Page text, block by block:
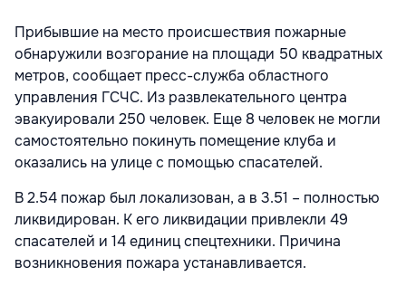
Прибывшие на место происшествия пожарные
обнаружили возгорание на площади 50 квадратных
метров, сообщает пресс-служба областного
управления ГСЧС. Из развлекательного центра
эвакуировали 250 человек. Еще 8 человек не могли
самостоятельно покинуть помещение клуба и
оказались на улице с помощью спасателей.
В 2.54 пожар был локализован, а в 3.51 – полностью
ликвидирован. К его ликвидации привлекли 49
спасателей и 14 единиц спецтехники. Причина
возникновения пожара устанавливается.